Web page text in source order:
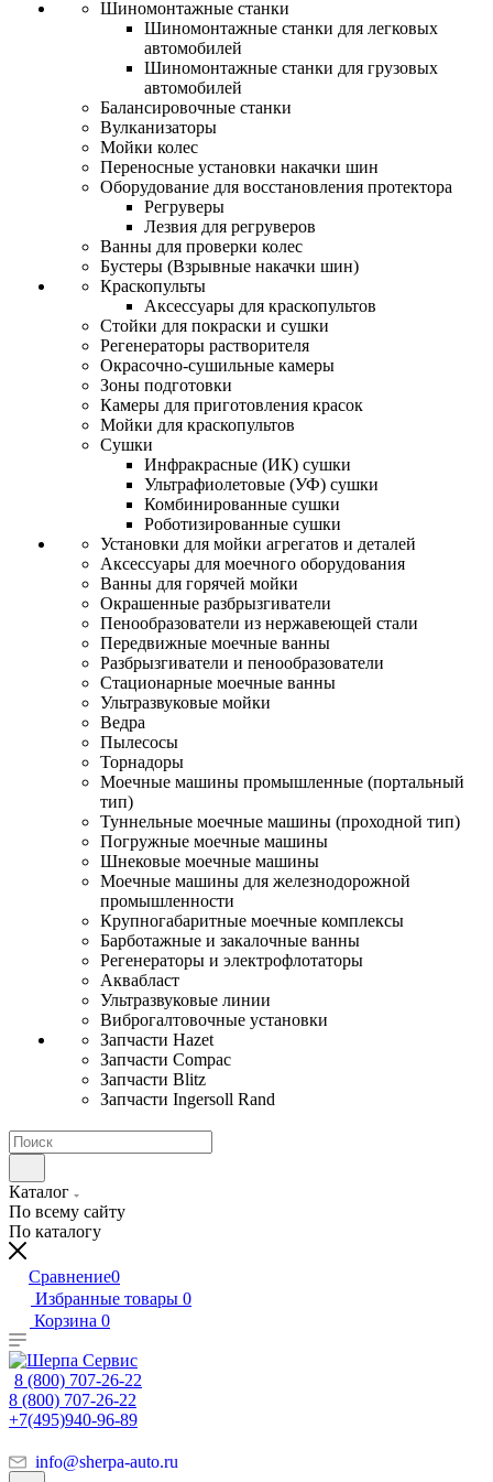
Шиномонтажные станки
Шиномонтажные станки для легковых
автомобилей
Шиномонтажные станки для грузовых
автомобилей
Балансировочные станки
Вулканизаторы
Мойки колес
Переносные установки накачки шин
Оборудование для восстановления протектора
Регруверы
Лезвия для регруверов
Ванны для проверки колес
Бустеры (Взрывные накачки шин)
Краскопульты
Аксессуары для краскопультов
Стойки для покраски и сушки
Регенераторы растворителя
Окрасочно-сушильные камеры
Зоны подготовки
Камеры для приготовления красок
Мойки для краскопультов
Сушки
Инфракрасные (ИК) сушки
Ультрафиолетовые (УФ) сушки
Комбинированные сушки
Роботизированные сушки
Установки для мойки агрегатов и деталей
Аксессуары для моечного оборудования
Ванны для горячей мойки
Окрашенные разбрызгиватели
Пенообразователи из нержавеющей стали
Передвижные моечные ванны
Разбрызгиватели и пенообразователи
Стационарные моечные ванны
Ультразвуковые мойки
Ведра
Пылесосы
Торнадоры
Моечные машины промышленные (портальный
тип)
Туннельные моечные машины (проходной тип)
Погружные моечные машины
Шнековые моечные машины
Моечные машины для железнодорожной
промышленности
Крупногабаритные моечные комплексы
Барботажные и закалочные ванны
Регенераторы и электрофлотаторы
Аквабласт
Ультразвуковые линии
Виброгалтовочные установки
Запчасти Hazet
Запчасти Compac
Запчасти Blitz
Запчасти Ingersoll Rand
Каталог
По всему сайту
По каталогу
Сравнение0
Избранные товары 0
Корзина 0
8 (800) 707-26-22
8 (800) 707-26-22
+7(495)940-96-89
info@sherpa-auto.ru